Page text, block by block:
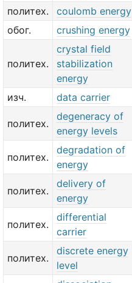
политех. coulomb energy
обог.
crushing energy
политех.
crystal field
stabilization
energy
изч. data carrier
политех.
degeneracy of
energy levels
политех.
degradation of
energy
политех.
delivery of
energy
политех.
differential
carrier
политех.
discrete energy
level